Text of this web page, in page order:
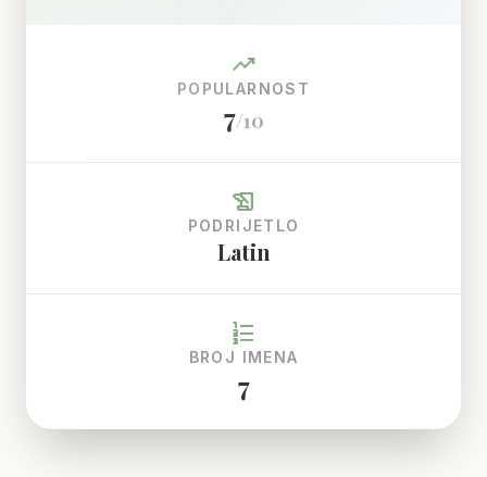
trending_up
POPULARNOST
7/10
history_edu
PODRIJETLO
Latin
format_list_numbered
BROJ IMENA
7